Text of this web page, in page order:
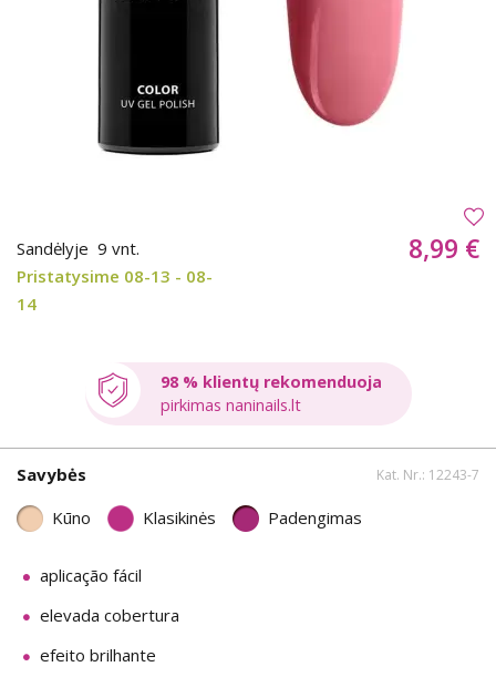
Sandėlyje 9 vnt.
Pristatysime 08-13 - 08-
14
8,99 €
98 % klientų rekomenduoja
pirkimas naninails.lt
Savybės Kat. Nr.: 12243-7
Kūno Klasikinės Padengimas
aplicação fácil
elevada cobertura
efeito brilhante